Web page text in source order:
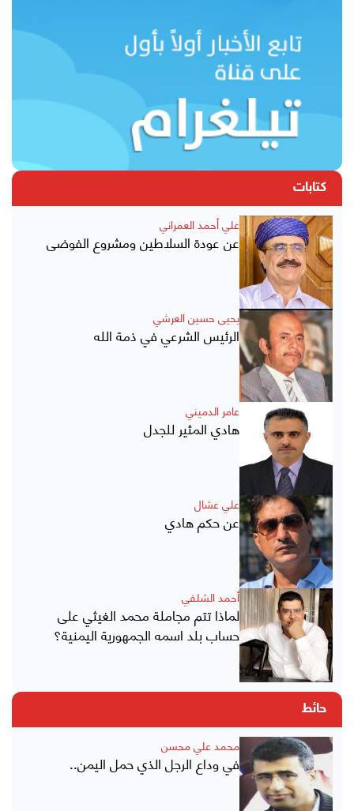
كتابات
علي أحمد العمراني
عن عودة السلاطين ومشروع الفوضى
يحيى حسين العرشي
الرئيس الشرعي في ذمة الله
عامر الدميني
هادي المثير للجدل
علي عشال
عن حكم هادي
أحمد الشلفي
لماذا تتم مجاملة محمد الغيثي على
حساب بلد اسمه الجمهورية اليمنية؟
حائط
محمد علي محسن
في وداع الرجل الذي حمل اليمن..